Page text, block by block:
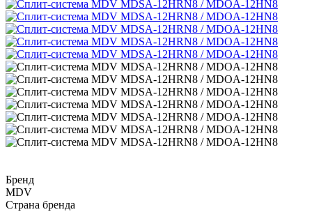
Бренд
MDV
Страна бренда